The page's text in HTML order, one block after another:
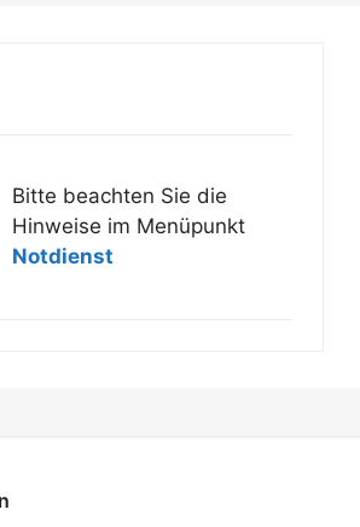
Bitte beachten Sie die
Hinweise im Menüpunkt
Notdienst